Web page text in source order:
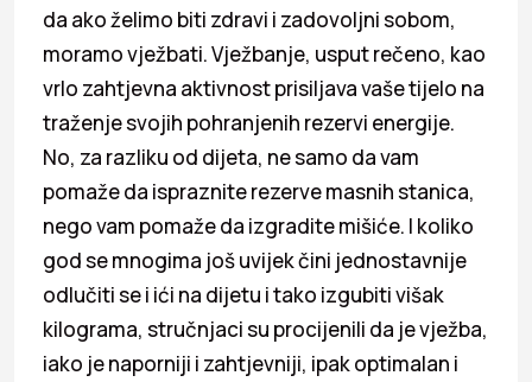
da ako želimo biti zdravi i zadovoljni sobom,
moramo vježbati. Vježbanje, usput rečeno, kao
vrlo zahtjevna aktivnost prisiljava vaše tijelo na
traženje svojih pohranjenih rezervi energije.
No, za razliku od dijeta, ne samo da vam
pomaže da ispraznite rezerve masnih stanica,
nego vam pomaže da izgradite mišiće. I koliko
god se mnogima još uvijek čini jednostavnije
odlučiti se i ići na dijetu i tako izgubiti višak
kilograma, stručnjaci su procijenili da je vježba,
iako je naporniji i zahtjevniji, ipak optimalan i